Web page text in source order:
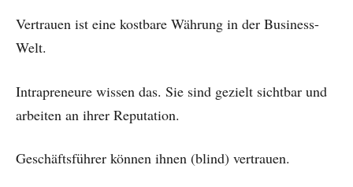
Vertrauen ist eine kostbare Währung in der Business-
Welt.
Intrapreneure wissen das. Sie sind gezielt sichtbar und
arbeiten an ihrer Reputation.
Geschäftsführer können ihnen (blind) vertrauen.